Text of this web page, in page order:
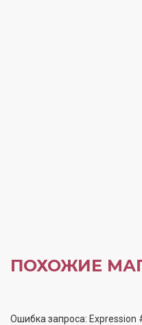
ПОХОЖИЕ
Ошибка запроса: Expression